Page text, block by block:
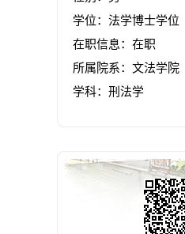
学位：法学博士学位
在职信息：在职
所属院系：文法学院
学科：刑法学